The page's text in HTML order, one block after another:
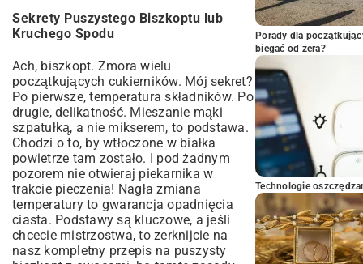
Sekrety Puszystego Biszkoptu lub
Kruchego Spodu
Ach, biszkopt. Zmora wielu
początkujących cukierników. Mój sekret?
Po pierwsze, temperatura składników. Po
drugie, delikatność. Mieszanie mąki
szpatułką, a nie mikserem, to podstawa.
Chodzi o to, by wtłoczone w białka
powietrze tam zostało. I pod żadnym
pozorem nie otwieraj piekarnika w
trakcie pieczenia! Nagła zmiana
temperatury to gwarancja opadnięcia
ciasta. Podstawy są kluczowe, a jeśli
chcecie mistrzostwa, to zerknijcie na
nasz kompletny przepis na puszysty
Porady dla
biegać od zera?
Technologie